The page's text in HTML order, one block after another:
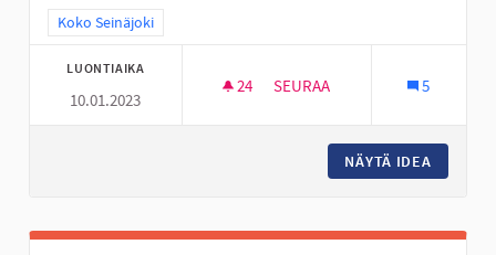
Rajaa tulokset teeman mukaan: Koko Seinäjoki
Koko Seinäjoki
LUONTIAIKA
10.01.2023
24 24 SEURAAJAA
SEURAA 5
NÄYTÄ IDEA